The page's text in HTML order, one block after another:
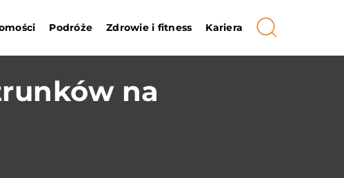
Podróże Zdrowie i fitness Kariera
na